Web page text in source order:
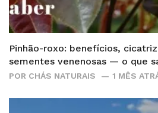
Pinhão-roxo: benefícios,
sementes venenosas — o que
POR CHÁS NATURAIS 1 MÊS